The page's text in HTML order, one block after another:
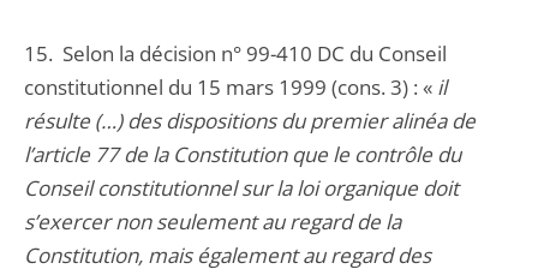
15. Selon la décision n° 99-410 DC du Conseil
constitutionnel du 15 mars 1999 (cons. 3) : « il
résulte (…) des dispositions du premier alinéa de
l’article 77 de la Constitution que le contrôle du
Conseil constitutionnel sur la loi organique doit
s’exercer non seulement au regard de la
Constitution, mais également au regard des